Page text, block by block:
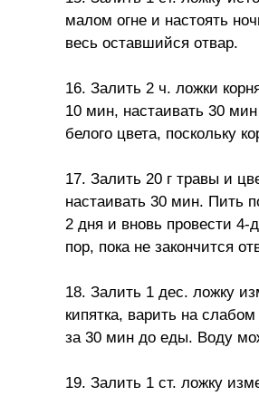
малом огне и настоять
весь оставшийся отвар.
16. Залить 2 ч. ложки
10 мин, настаивать 30
белого цвета, поскольку
17. Залить 20 г травы и
настаивать 30 мин. Пить
2 дня и вновь провести
пор, пока не закончится
18. Залить 1 дес. ложку
кипятка, варить на
за 30 мин до еды. Воду
19. Залить 1 ст. ложку